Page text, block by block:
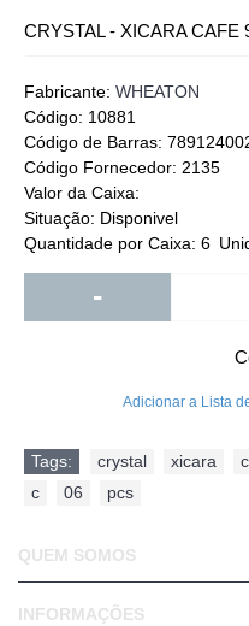
CRYSTAL - XICARA CAFE
Fabricante: WHEATON
Código: 10881
Código de Barras:
Código Fornecedor: 2135
Valor da Caixa:
Situação: Disponivel
Quantidade por Caixa: 6
-
Adicionar a Lista
Tags: crystal xicara
c
06 pcs
QUEM SOMOS
INFORMAÇÕES